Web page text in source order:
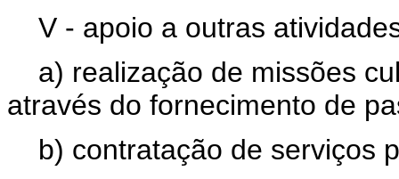
V - apoio a outras
a) realização de missões
através do fornecimento de
b) contratação de serviços